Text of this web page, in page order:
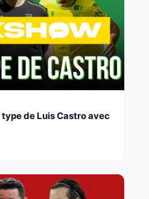
type de Luis Castro avec